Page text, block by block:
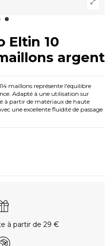
Eltin 10
argent
maillons représente l'équilibre
Adapté à une utilisation sur
à partir de matériaux de haute
une excellente fluidité de passage
à partir de 29 €